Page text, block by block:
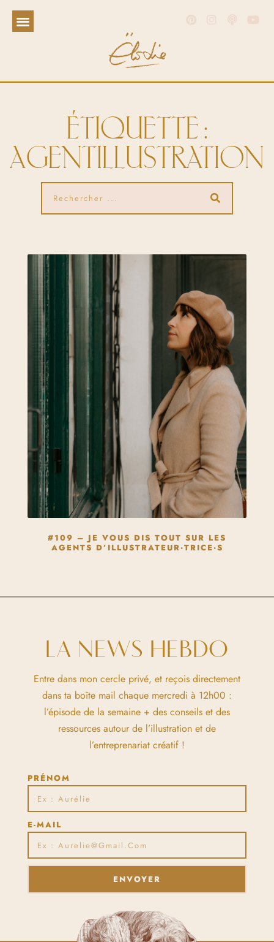
ÉTIQUETTE :
AGENTILLUSTRATION
#109 – JE VOUS DIS TOUT SUR LES
AGENTS D’ILLUSTRATEUR·TRICE·S
LA NEWS HEBDO
Entre dans mon cercle privé, et reçois directement
dans ta boîte mail chaque mercredi à 12h00 :
l’épisode de la semaine + des conseils et des
ressources autour de l’illustration et de
l’entreprenariat créatif !
PRÉNOM
E-MAIL
ENVOYER